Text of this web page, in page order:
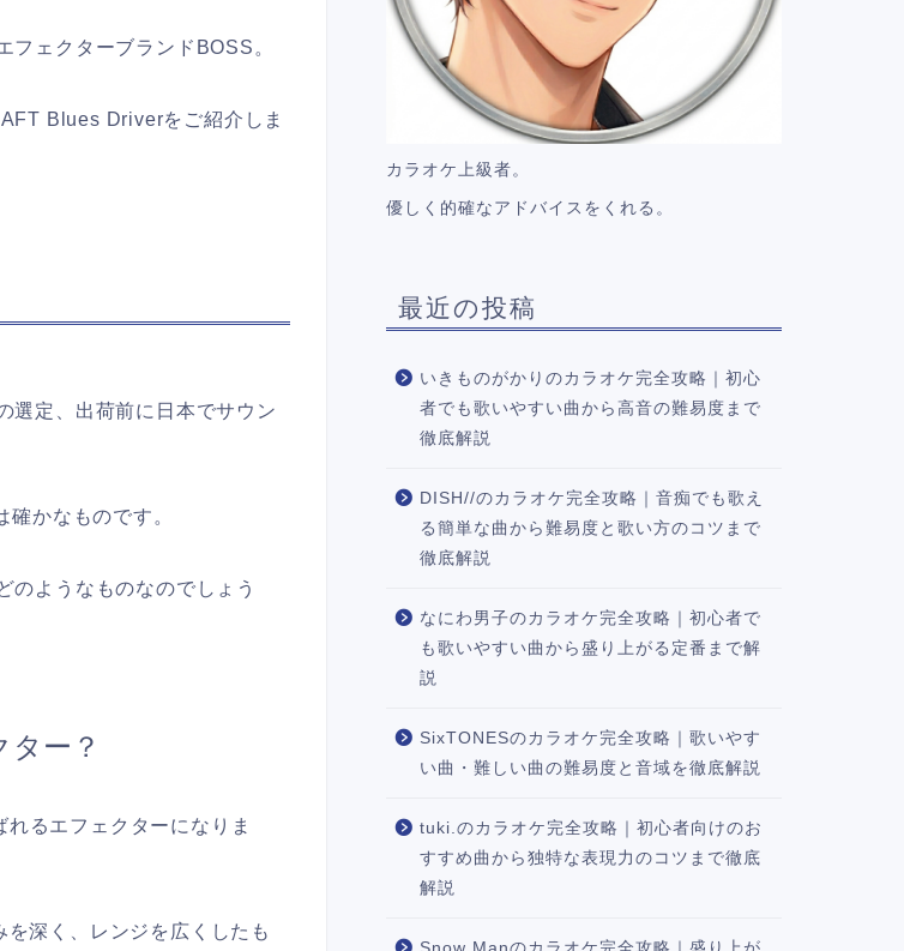
ェクターブランドBOSS。
Blues Driverをご紹介しま
選定、出荷前に日本でサウン
かなものです。
のようなものなのでしょう
ー？
るエフェクターになりま
深く、レンジを広くしたも
カラオケ上級者。
優しく的確なアドバイスをくれる。
最近の投稿
いきものがかりのカラオケ完全攻略｜初心
者でも歌いやすい曲から高音の難易度まで
徹底解説
DISH//のカラオケ完全攻略｜音痴でも歌え
る簡単な曲から難易度と歌い方のコツまで
徹底解説
なにわ男子のカラオケ完全攻略｜初心者で
も歌いやすい曲から盛り上がる定番まで解
説
SixTONESのカラオケ完全攻略｜歌いやす
い曲・難しい曲の難易度と音域を徹底解説
tuki.のカラオケ完全攻略｜初心者向けのお
すすめ曲から独特な表現力のコツまで徹底
解説